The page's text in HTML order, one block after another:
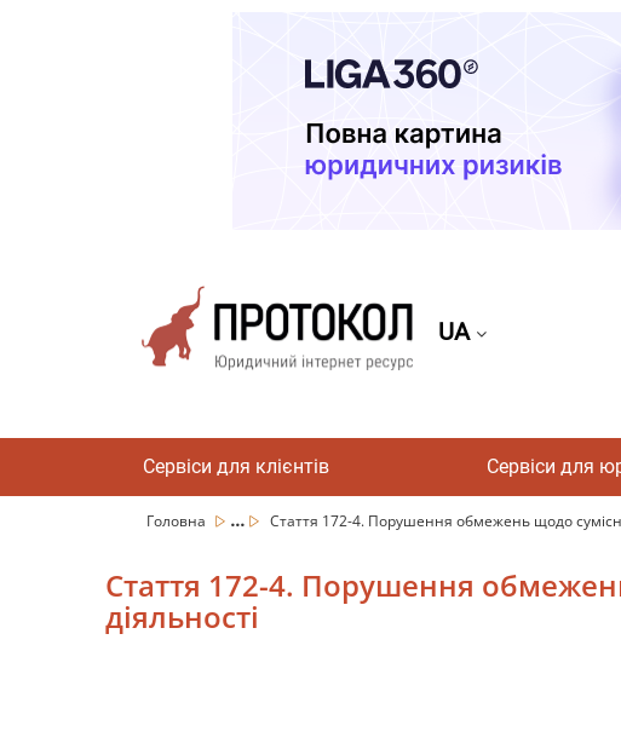
UA
Сервіси для клієнтів Сервіси для
Головна ... Стаття 172-4. Порушення обмежень щодо
Стаття 172-4. Порушення
діяльності